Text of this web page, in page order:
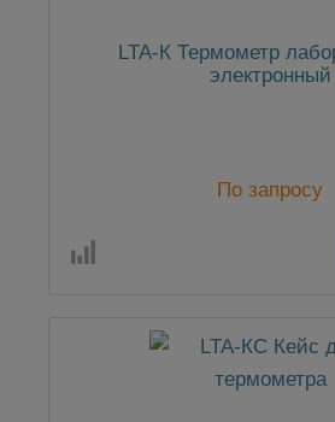
LTA-К Термометр
электронный
По запросу